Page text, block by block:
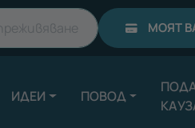
МОЯТ
ИДЕИ ПОВОД